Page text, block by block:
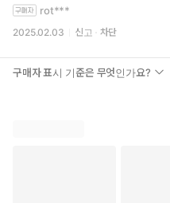
rot***
2025.02.03 신고 차단
구매자 표시 기준은 무엇인가요?